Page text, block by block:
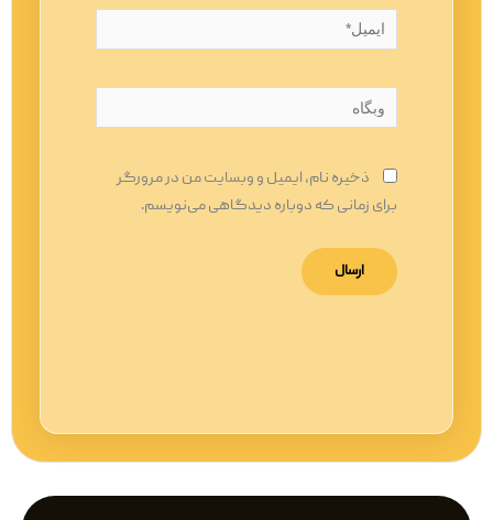
ایمیل*
وبگاه
ذخیره نام، ایمیل و وبسایت من در مرورگر
برای زمانی که دوباره دیدگاهی می‌نویسم.